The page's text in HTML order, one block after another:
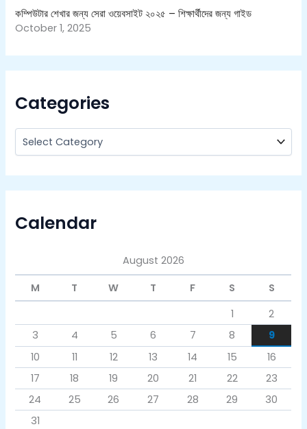
কম্পিউটার শেখার জন্য সেরা ওয়েবসাইট ২০২৫ – শিক্ষার্থীদের জন্য গাইড
October 1, 2025
Categories
Calendar
August 2026
M
T W T F S
S
1
2
3
4 5 6 7 8
9
10
11 12 13 14 15
16
17
18 19 20 21 22
23
24
25 26 27 28 29
30
31